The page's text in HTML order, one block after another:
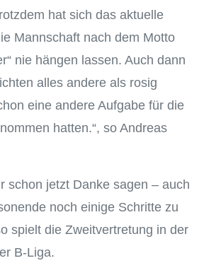
hat sich das aktuelle
Mannschaft nach dem Motto
nie hängen lassen. Auch dann
alles andere als rosig
eine andere Aufgabe für die
hatten.“, so Andreas
schon jetzt Danke sagen – auch
noch einige Schritte zu
spielt die Zweitvertretung in der
B-Liga.